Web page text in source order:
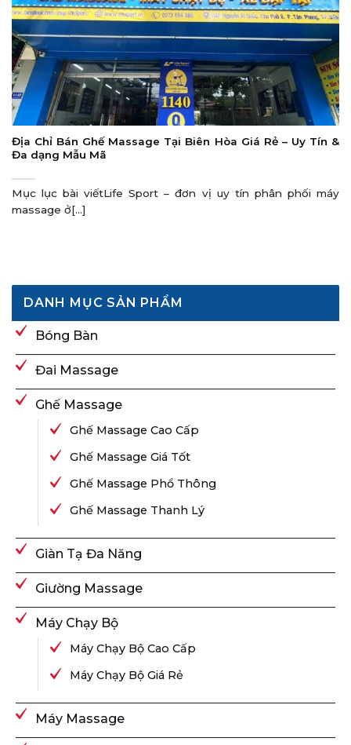
Địa Chỉ Bán Ghế Massage Tại Biên Hòa Giá Rẻ – Uy Tín &
Đa dạng Mẫu Mã
Mục lục bài viếtLife Sport – đơn vị uy tín phân phối máy
massage ở[...]
DANH MỤC SẢN PHẨM
Bóng Bàn
Đai Massage
Ghế Massage
Ghế Massage Cao Cấp
Ghế Massage Giá Tốt
Ghế Massage Phổ Thông
Ghế Massage Thanh Lý
Giàn Tạ Đa Năng
Giường Massage
Máy Chạy Bộ
Máy Chạy Bộ Cao Cấp
Máy Chạy Bộ Giá Rẻ
Máy Massage